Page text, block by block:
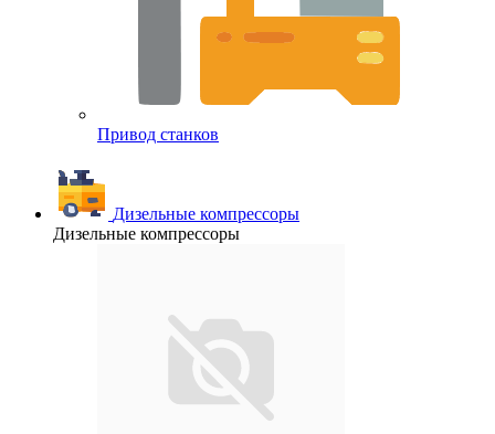
Привод станков
Дизельные компрессоры
Дизельные компрессоры